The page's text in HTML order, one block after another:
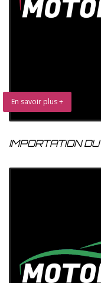
En savoir plus +
IMPORTATION